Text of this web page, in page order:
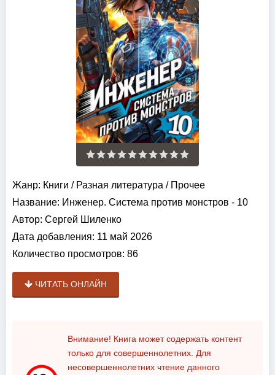
Жанр: Книги / Разная литература / Прочее
Название: Инженер. Система против монстров - 10
Автор: Сергей Шиленко
Дата добавления: 11 май 2026
Количество просмотров: 86
ЧИТАТЬ ОНЛАЙН
Внимание! Книга может содержать контент
только для совершеннолетних. Для
несовершеннолетних чтение данного